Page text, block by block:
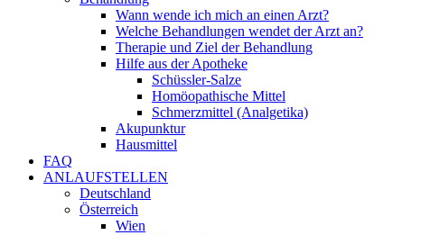
Wann wende ich mich an einen Arzt?
Welche Behandlungen wendet der Arzt an?
Therapie und Ziel der Behandlung
Hilfe aus der Apotheke
Schüssler-Salze
Homöopathische Mittel
Schmerzmittel (Analgetika)
Akupunktur
Hausmittel
FAQ
ANLAUFSTELLEN
Deutschland
Österreich
Wien